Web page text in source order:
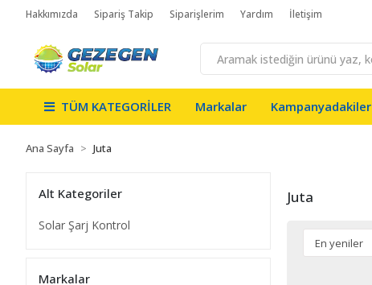
Hakkımızda Sipariş Takip Siparişlerim Yardım İletişim
TÜM KATEGORİLER Markalar Kampanyadakiler
Ana Sayfa Juta
Alt Kategoriler
Solar Şarj Kontrol
Markalar
Juta